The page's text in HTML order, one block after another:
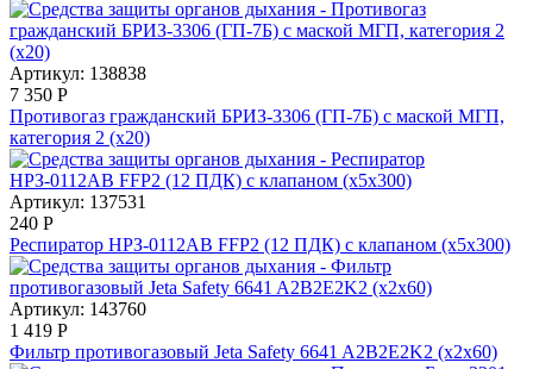
Артикул: 138838
7 350 Р
Противогаз гражданский БРИЗ-3306 (ГП-7Б) с маской МГП,
категория 2 (х20)
Артикул: 137531
240 Р
Респиратор НРЗ-0112АВ FFP2 (12 ПДК) с клапаном (х5х300)
Артикул: 143760
1 419 Р
Фильтр противогазовый Jeta Safety 6641 A2B2E2K2 (х2х60)